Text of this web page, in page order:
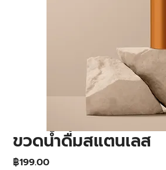
ขวดน้ำดื่มสแตนเลส
฿199.00ราคา